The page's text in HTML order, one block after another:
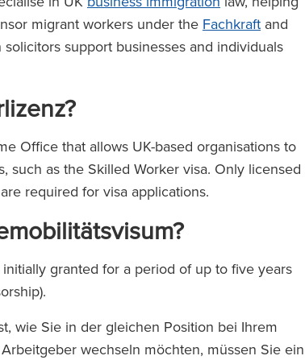
migrant workers under the Fachkraft and
support businesses and individuals
Office that allows UK-based organisations to
such as the Skilled Worker visa. Only licensed
required for visa applications.
initially granted for a period of up to five years
wie Sie in der gleichen Position bei Ihrem
wechseln möchten, müssen Sie ein